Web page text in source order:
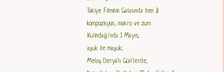
Takiye Filminin Galasında ben :))
kompozisyon, makro ve zum
Kulindağı'nda 1 Mayıs;
aşuk ile maşuk;
Meloş Derya'lı Gün'lerde;